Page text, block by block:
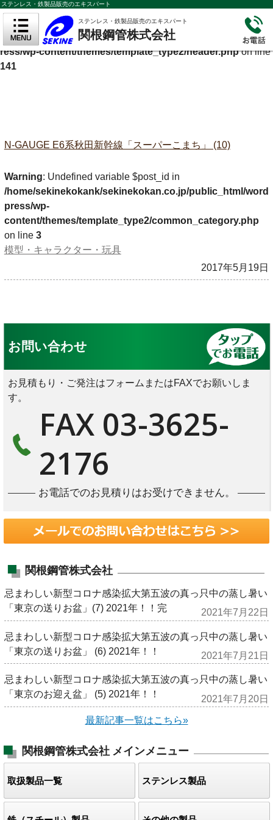
Warning
: Undefined variable $cf_description in
/home/sekinekokank/sekinekokan.co.jp/public_html/wordp
ress/wp-content/themes/template_type2/header.phpon line
141
ステンレス・鉄製品販売のエキスパート
ステンレス・鉄製品販売のエキスパート
関根鋼管株式会社
N-GAUGE E6系秋田新幹線「スーパーこまち」 (10)
Warning: Undefined variable $post_id in
/home/sekinekokank/sekinekokan.co.jp/public_html/word
press/wp-
content/themes/template_type2/common_category.php
on line 3
模型・キャラクター・玩具
2017年5月19日
お問い合わせ
お見積もり・ご発注はフォームまたはFAXでお願いしま
す。
FAX 03-3625-
2176
お電話でのお見積りはお受けできません。
関根鋼管株式会社
忌まわしい新型コロナ感染拡大第五波の真っ只中の蒸し暑い
「東京の送りお盆」(7) 2021年！！完
2021年7月22日
忌まわしい新型コロナ感染拡大第五波の真っ只中の蒸し暑い
「東京の送りお盆」 (6) 2021年！！
2021年7月21日
忌まわしい新型コロナ感染拡大第五波の真っ只中の蒸し暑い
「東京のお迎え盆」 (5) 2021年！！
2021年7月20日
最新記事一覧はこちら»
関根鋼管株式会社 メインメニュー
取扱製品一覧 ステンレス製品